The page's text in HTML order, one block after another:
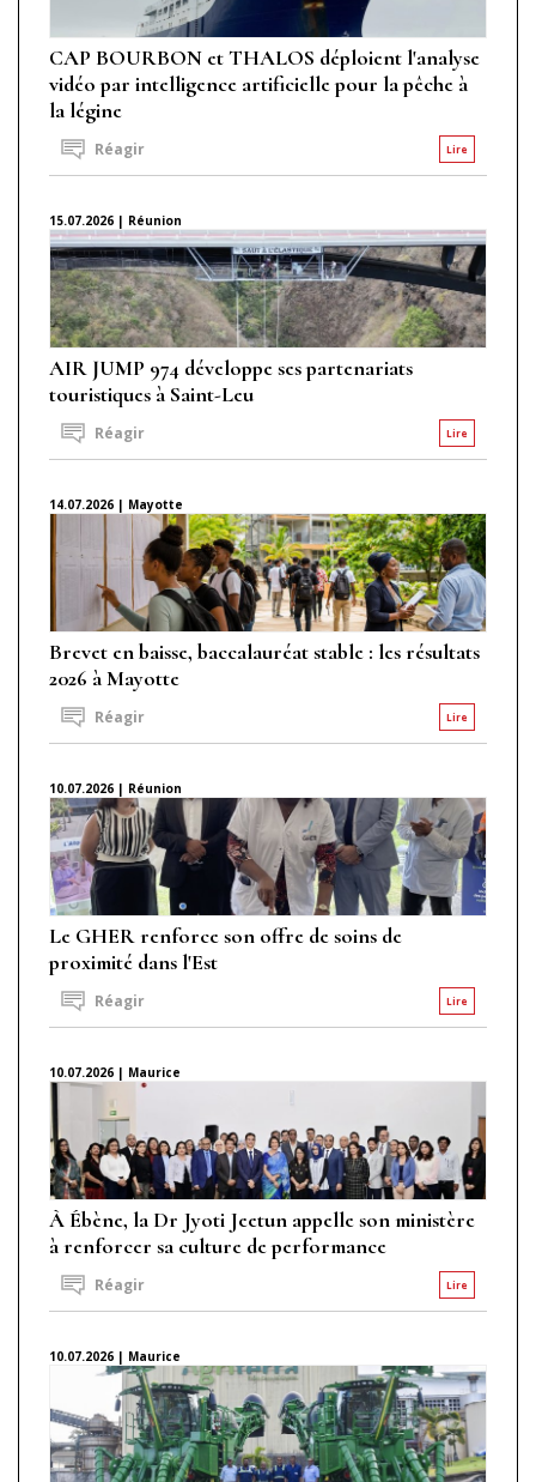
CAP BOURBON et THALOS déploient l'analyse
vidéo par intelligence artificielle pour la pêche à
la légine
Lire
Réagir
15.07.2026 | Réunion
AIR JUMP 974 développe ses partenariats
touristiques à Saint-Leu
Lire
Réagir
14.07.2026 | Mayotte
Brevet en baisse, baccalauréat stable : les résultats
2026 à Mayotte
Lire
Réagir
10.07.2026 | Réunion
Le GHER renforce son offre de soins de
proximité dans l'Est
Lire
Réagir
10.07.2026 | Maurice
À Ébène, la Dr Jyoti Jeetun appelle son ministère
à renforcer sa culture de performance
Lire
Réagir
10.07.2026 | Maurice